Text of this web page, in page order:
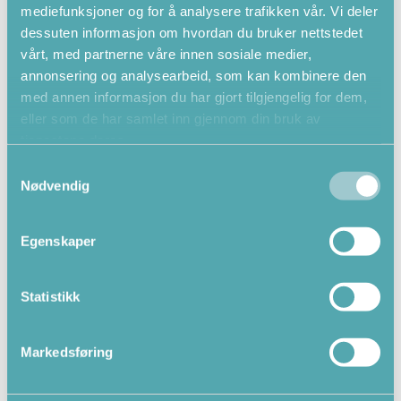
mediefunksjoner og for å analysere trafikken vår. Vi deler
dessuten informasjon om hvordan du bruker nettstedet
vårt, med partnerne våre innen sosiale medier,
annonsering og analysearbeid, som kan kombinere den
med annen informasjon du har gjort tilgjengelig for dem,
eller som de har samlet inn gjennom din bruk av
Nødvendig
Egenskaper
Statistikk
Markedsføring
Fra 8 år,svømmedyktig
Onsdager kl. 17.15-18.00
Idrettsbassenget
Instruktør Julie R. Engeset
Fra 9 år, svømmedyktig
Idrettsbassenget
Instruktør Julie R. Engeset
Onsdagerkl. 18.00-19.00